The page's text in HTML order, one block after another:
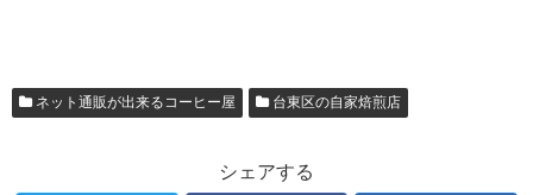
ネット通販が出来るコーヒー屋 台東区の自家焙煎店
シェアする